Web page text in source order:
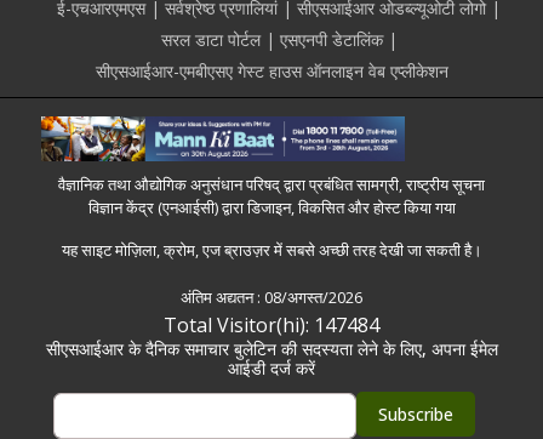
ई-एचआरएमएस
सर्वश्रेष्ठ प्रणालियां
सीएसआईआर ओडब्ल्यूओटी लोगो
सरल डाटा पोर्टल
एसएनपी डेटालिंक
सीएसआईआर-एमबीएसए गेस्ट हाउस ऑनलाइन वेब एप्लीकेशन
वैज्ञानिक तथा औद्योगिक अनुसंधान परिषद् द्वारा प्रबंधित सामग्री, राष्ट्रीय सूचना
विज्ञान केंद्र (एनआईसी) द्वारा डिजाइन, विकसित और होस्ट किया गया
यह साइट मोज़िला, क्रोम, एज ब्राउज़र में सबसे अच्छी तरह देखी जा सकती है।
अंतिम अद्यतन : 08/अगस्त/2026
Total Visitor(hi): 147484
सीएसआईआर के दैनिक समाचार बुलेटिन की सदस्यता लेने के लिए, अपना ईमेल
आईडी दर्ज करें